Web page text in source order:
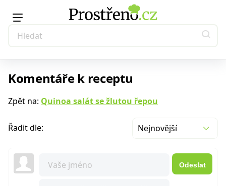
Komentáře k receptu
Zpět na: Quinoa salát se žlutou řepou
Řadit dle: Nejnovější
Odeslat